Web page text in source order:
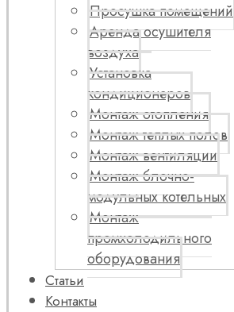
Просушка помещений
Аренда осушителя
воздуха
Установка
кондиционеров
Монтаж отопления
Монтаж теплых полов
Монтаж вентиляции
Монтаж блочно-
модульных котельных
Монтаж
промхолодильного
оборудования
Статьи
Контакты